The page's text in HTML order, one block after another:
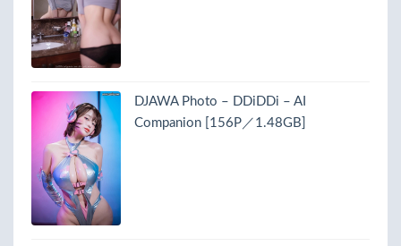
DJAWA Photo – DDiDDi – AI
Companion [156P／1.48GB]